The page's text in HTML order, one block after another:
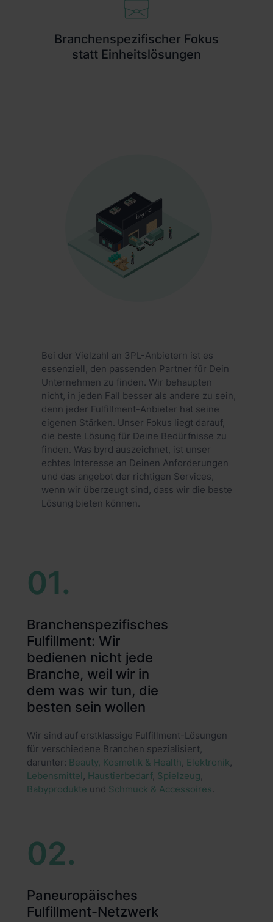
Branchenspezifischer Fokus
statt Einheitslösungen
Bei der Vielzahl an 3PL-Anbietern ist es
essenziell, den passenden Partner für Dein
Unternehmen zu finden. Wir behaupten
nicht, in jeden Fall besser als andere zu sein,
denn jeder Fulfillment-Anbieter hat seine
eigenen Stärken. Unser Fokus liegt darauf,
die beste Lösung für Deine Bedürfnisse zu
finden. Was byrd auszeichnet, ist unser
echtes Interesse an Deinen Anforderungen
und das angebot der richtigen Services,
wenn wir überzeugt sind, dass wir die beste
Lösung bieten können.
01.
Branchenspezifisches
Fulfillment: Wir
bedienen nicht jede
Branche, weil wir in
dem was wir tun, die
besten sein wollen
Wir sind auf erstklassige Fulfillment-Lösungen
für verschiedene Branchen spezialisiert,
darunter: Beauty, Kosmetik & Health Elektronik
Lebensmittel Haustierbedarf, Spielzeug
Babyprodukte und Schmuck & Accessoires.
02.
Paneuropäisches
Fulfillment-Netzwerk